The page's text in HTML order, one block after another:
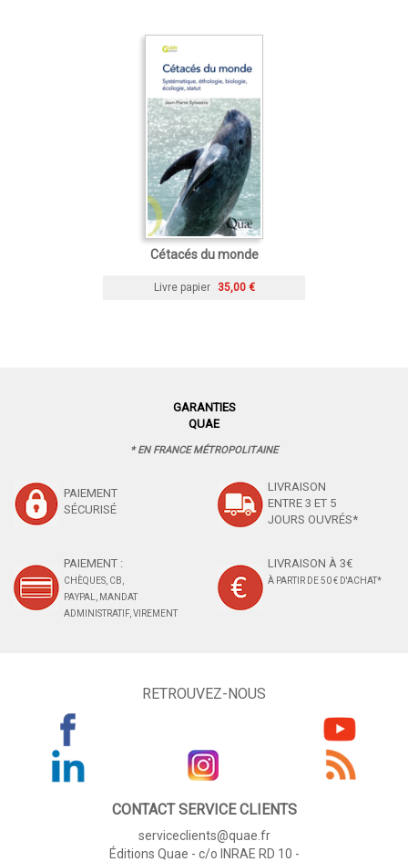
Cétacés du monde
Livre papier 35,00 €
GARANTIES
QUAE
* EN FRANCE MÉTROPOLITAINE
PAIEMENT
SÉCURISÉ
LIVRAISON
ENTRE 3 ET 5
JOURS OUVRÉS*
PAIEMENT :
CHÈQUES, CB,
PAYPAL, MANDAT
ADMINISTRATIF, VIREMENT
LIVRAISON À 3€
À PARTIR DE 50 € D'ACHAT*
RETROUVEZ-NOUS
CONTACT SERVICE CLIENTS
serviceclients@quae.fr
Éditions Quae - c/o INRAE RD 10 -